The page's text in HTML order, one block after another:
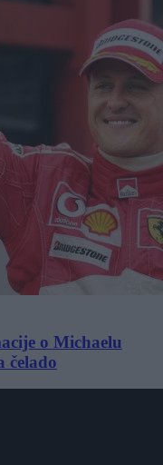
o Michaelu
čelado